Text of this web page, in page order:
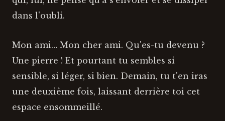
dans l'oubli.
Mon ami… Mon cher ami. Qu'es-tu devenu ?
Une pierre ! Et pourtant tu sembles si
sensible, si léger, si bien. Demain, tu t'en iras
une deuxième fois, laissant derrière toi cet
espace ensommeillé.